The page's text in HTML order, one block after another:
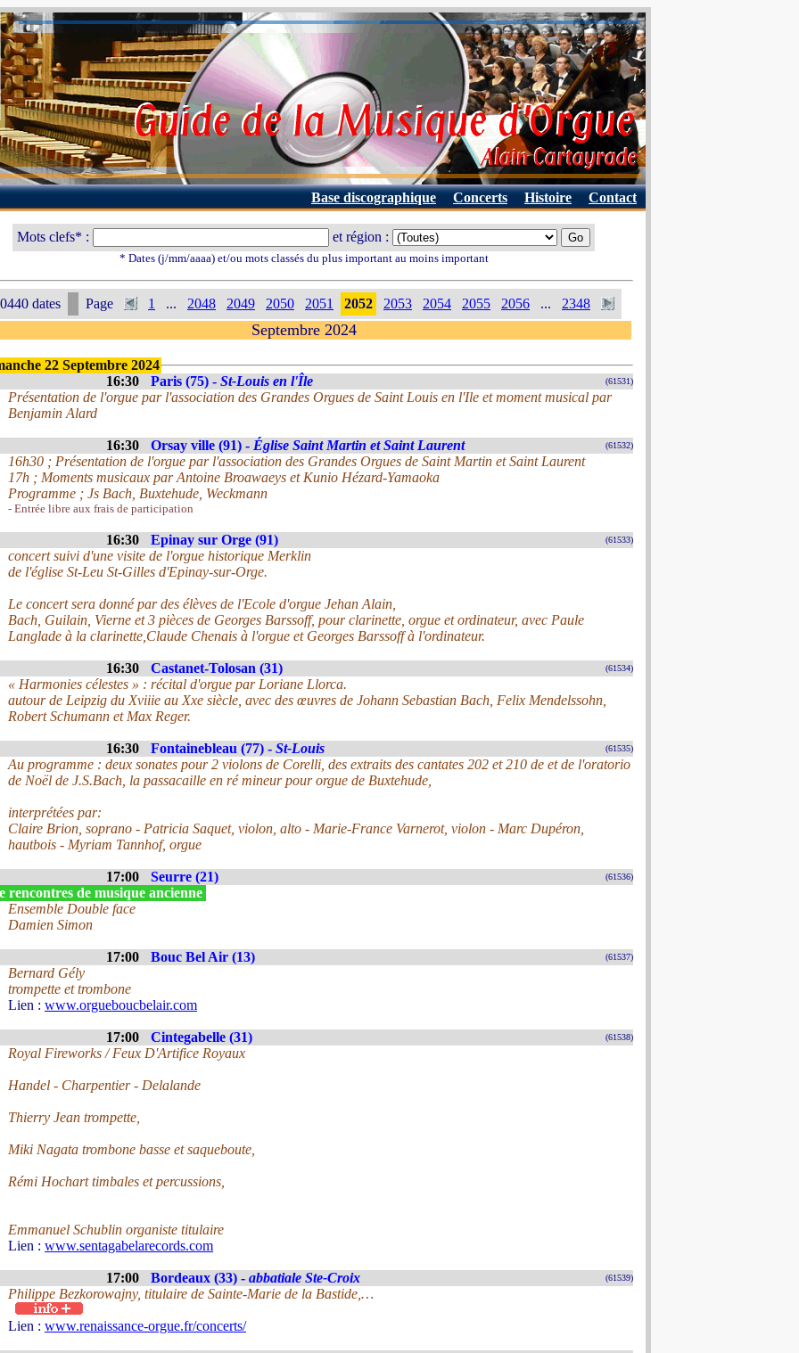
Base discographique Concerts Histoire Contact
Mots clefs* : et région :
* Dates (j/mm/aaaa) et/ou mots classés du plus important au moins important
dates Page 1 ... 2048 2049 2050 2051 2052 2053 2054 2055 2056 ... 2348
Septembre 2024
22 Septembre 2024
16:30
Paris (75) - St-Louis en l'Île (61531)
Présentation de l'orgue par l'association des Grandes Orgues de Saint Louis en l'Ile et moment musical par
Benjamin Alard
16:30 Orsay ville (91) - Église Saint Martin et Saint Laurent (61532)
16h30 ; Présentation de l'orgue par l'association des Grandes Orgues de Saint Martin et Saint Laurent
17h ; Moments musicaux par Antoine Broawaeys et Kunio Hézard-Yamaoka
Programme ; Js Bach, Buxtehude, Weckmann
- Entrée libre aux frais de participation
16:30 Epinay sur Orge (91) (61533)
concert suivi d'une visite de l'orgue historique Merklin
de l'église St-Leu St-Gilles d'Epinay-sur-Orge.
Le concert sera donné par des élèves de l'Ecole d'orgue Jehan Alain,
Bach, Guilain, Vierne et 3 pièces de Georges Barssoff, pour clarinette, orgue et ordinateur, avec Paule
Langlade à la clarinette,Claude Chenais à l'orgue et Georges Barssoff à l'ordinateur.
16:30 Castanet-Tolosan (31) (61534)
« Harmonies célestes » : récital d'orgue par Loriane Llorca.
autour de Leipzig du Xviiie au Xxe siècle, avec des œuvres de Johann Sebastian Bach, Felix Mendelssohn,
Robert Schumann et Max Reger.
16:30 Fontainebleau (77) - St-Louis (61535)
Au programme : deux sonates pour 2 violons de Corelli, des extraits des cantates 202 et 210 de et de l'oratorio
de Noël de J.S.Bach, la passacaille en ré mineur pour orgue de Buxtehude,
interprétées par:
Claire Brion, soprano - Patricia Saquet, violon, alto - Marie-France Varnerot, violon - Marc Dupéron,
hautbois - Myriam Tannhof, orgue
17:00 Seurre (21) (61536)
rencontres de musique ancienne
Ensemble Double face
Damien Simon
17:00 Bouc Bel Air (13) (61537)
Bernard Gély
trompette et trombone
Lien : www.orgueboucbelair.com
17:00 Cintegabelle (31) (61538)
Royal Fireworks / Feux D'Artifice Royaux
Handel - Charpentier - Delalande
Thierry Jean trompette,
Miki Nagata trombone basse et saqueboute,
Rémi Hochart timbales et percussions,
Emmanuel Schublin organiste titulaire
Lien : www.sentagabelarecords.com
17:00 Bordeaux (33) - abbatiale Ste-Croix (61539)
Philippe Bezkorowajny, titulaire de Sainte-Marie de la Bastide,…
Lien : www.renaissance-orgue.fr/concerts/